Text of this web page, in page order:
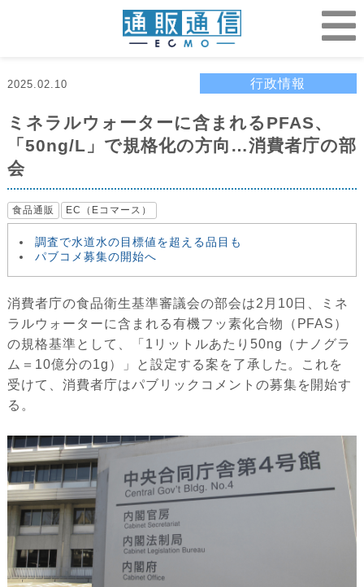
2025.02.10 行政情報
ミネラルウォーターに含まれるPFAS、
「50ng/L」で規格化の方向…消費者庁の部
会
食品通販 EC（Eコマース）
調査で水道水の目標値を超える品目も
パブコメ募集の開始へ
消費者庁の食品衛生基準審議会の部会は2月10日、ミネ
ラルウォーターに含まれる有機フッ素化合物（PFAS）
の規格基準として、「1リットルあたり50ng（ナノグラ
ム＝10億分の1g）」と設定する案を了承した。これを
受けて、消費者庁はパブリックコメントの募集を開始す
る。